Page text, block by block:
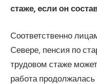
стаже, если он
Соответственно
Севере, пенсия по
трудовом стаже
работа